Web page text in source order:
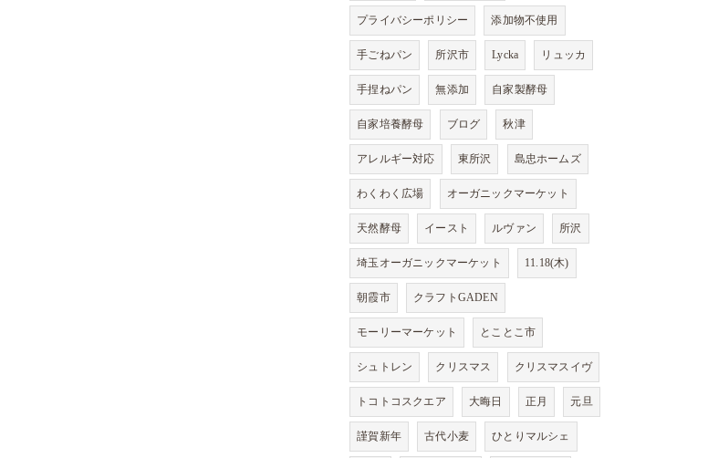
プライバシーポリシー 添加物不使用
手ごねパン 所沢市 Lycka リュッカ
手捏ねパン 無添加 自家製酵母
自家培養酵母 ブログ 秋津
アレルギー対応 東所沢 島忠ホームズ
わくわく広場 オーガニックマーケット
天然酵母 イースト ルヴァン 所沢
埼玉オーガニックマーケット 11.18(木)
朝霞市 クラフトGADEN
モーリーマーケット とことこ市
シュトレン クリスマス クリスマスイヴ
トコトコスクエア 大晦日 正月 元旦
謹賀新年 古代小麦 ひとりマルシェ